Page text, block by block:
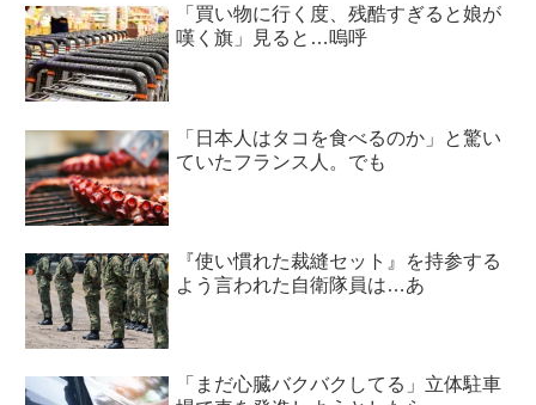
「買い物に行く度、残酷すぎると娘が
嘆く旗」見ると…嗚呼
「日本人はタコを食べるのか」と驚い
ていたフランス人。でも
『使い慣れた裁縫セット』を持参する
よう言われた自衛隊員は…あ
「まだ心臓バクバクしてる」立体駐車